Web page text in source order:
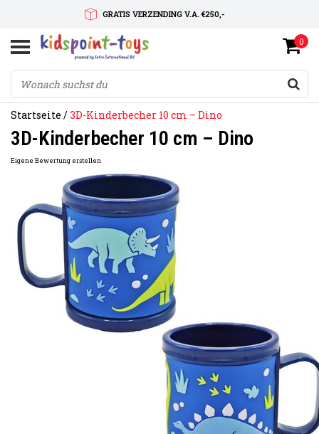
GRATIS VERZENDING V.A. €250,-
SNELLE LEVERTIJD
SERVICE OP MAAT
0
Startseite /3D-Kinderbecher 10 cm – Dino
3D-Kinderbecher 10 cm – Dino
Eigene Bewertung erstellen